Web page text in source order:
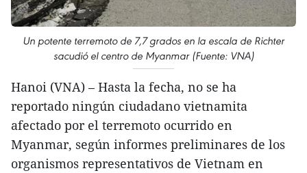
Un potente terremoto de 7,7 grados en la escala de Richter
sacudió el centro de Myanmar (Fuente: VNA)
Hanoi (VNA) – Hasta la fecha, no se ha
reportado ningún ciudadano vietnamita
afectado por el terremoto ocurrido en
Myanmar, según informes preliminares de los
organismos representativos de Vietnam en